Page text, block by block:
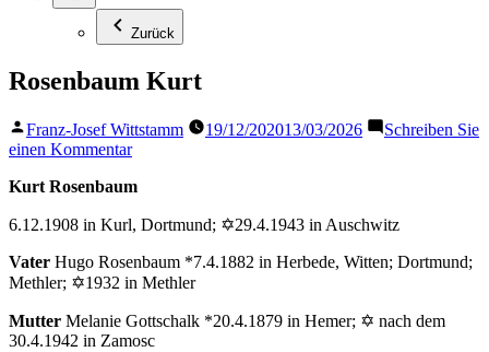
Zurück
Rosenbaum Kurt
Veröffentlicht
von
Franz-Josef Wittstamm 19/12/202013/03/2026
Schreiben Sie
einen Kommentarzu
Kurt
Kurt Rosenbaum
6.12.1908 in Kurl, Dortmund; ✡29.4.1943 in Auschwitz
Vater Hugo Rosenbaum *7.4.1882 in Herbede, Witten; Dortmund;
Methler; ✡1932 in Methler
Mutter Melanie Gottschalk *20.4.1879 in Hemer; ✡ nach dem
30.4.1942 in Zamosc